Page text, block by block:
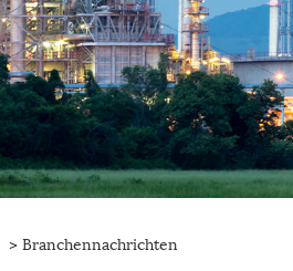
> Branchennachrichten